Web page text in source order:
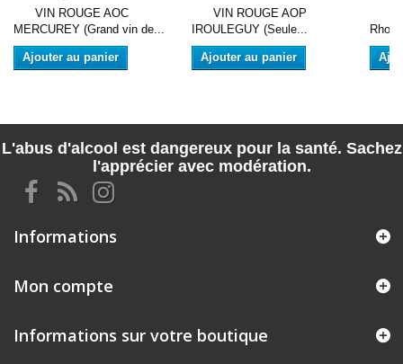
VIN ROUGE AOC
MERCUREY (Grand vin de...
Ajouter au panier
VIN ROUGE AOP
IROULEGUY (Seule...
Ajouter au panier
L'abus d'alcool est dangereux pour la santé. Sachez
l'apprécier avec modération.
Informations
Mon compte
Informations sur votre boutique